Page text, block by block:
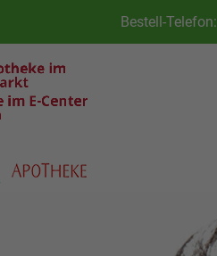
Telefon: